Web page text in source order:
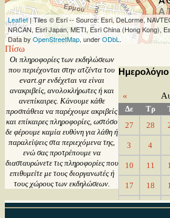
Leaflet| Tiles © Esri -- Source: Esri, DeLorme,
NRCAN, Esri Japan, METI, Esri China (Hong Kong),
Data by OpenStreetMap, underODbL.
Πίσω
Ημερολόγιο
«
Δε Τρ
27
28
3 4
10 11
17 18
24 25
Oι πληροφορίες των εκδηλώσεων
που περιέχονται στην ατζέντα του
evart.gr ενδέχεται να είναι
ανακριβείς, ανολοκλήρωτες ή και
ανεπίκαιρες. Κάνουμε κάθε
προσπάθεια να παρέχουμε ακριβείς
και επίκαιρες πληροφορίες, ωστόσο
δε φέρουμε καμία ευθύνη για λάθη ή
παραλείψεις στα περιεχόμενα της,
ενώ σας προτρέπουμε να
διασταυρώνετε τις πληροφορίες που
επιθυμείτε με τους διοργανωτές ή
τους χώρους των εκδηλώσεων.